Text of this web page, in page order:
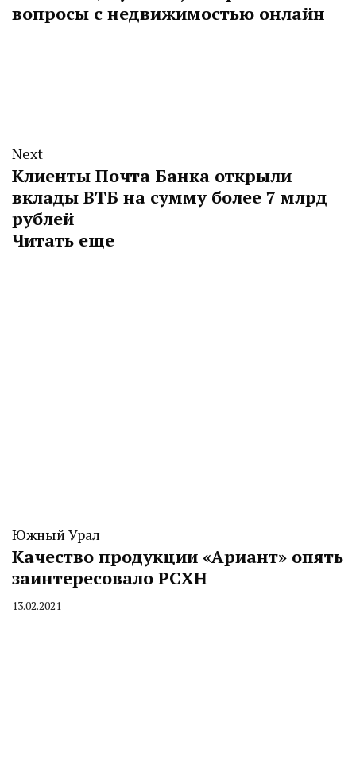
вопросы с недвижимостью онлайн
Next
Клиенты Почта Банка открыли
вклады ВТБ на сумму более 7 млрд
рублей
Читать еще
Южный Урал
Качество продукции «Ариант» опять
заинтересовало РСХН
By
13.02.2021